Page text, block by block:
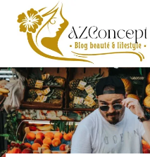
Aller
contenu